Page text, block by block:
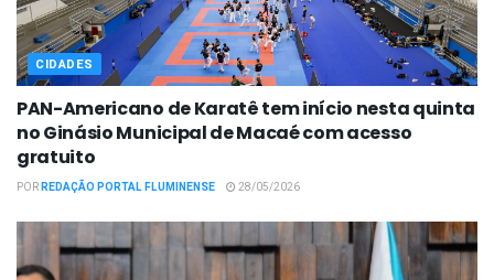
CIDADES
PAN-Americano de Karatê tem início nesta quinta
no Ginásio Municipal de Macaé com acesso
gratuito
PORREDAÇÃO PORTAL FLUMINENSE 28/05/2026